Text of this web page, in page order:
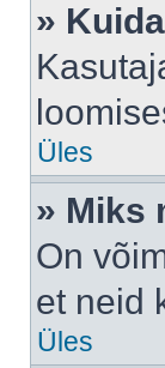
»
Üles
» Miks
On
et neid
Üles